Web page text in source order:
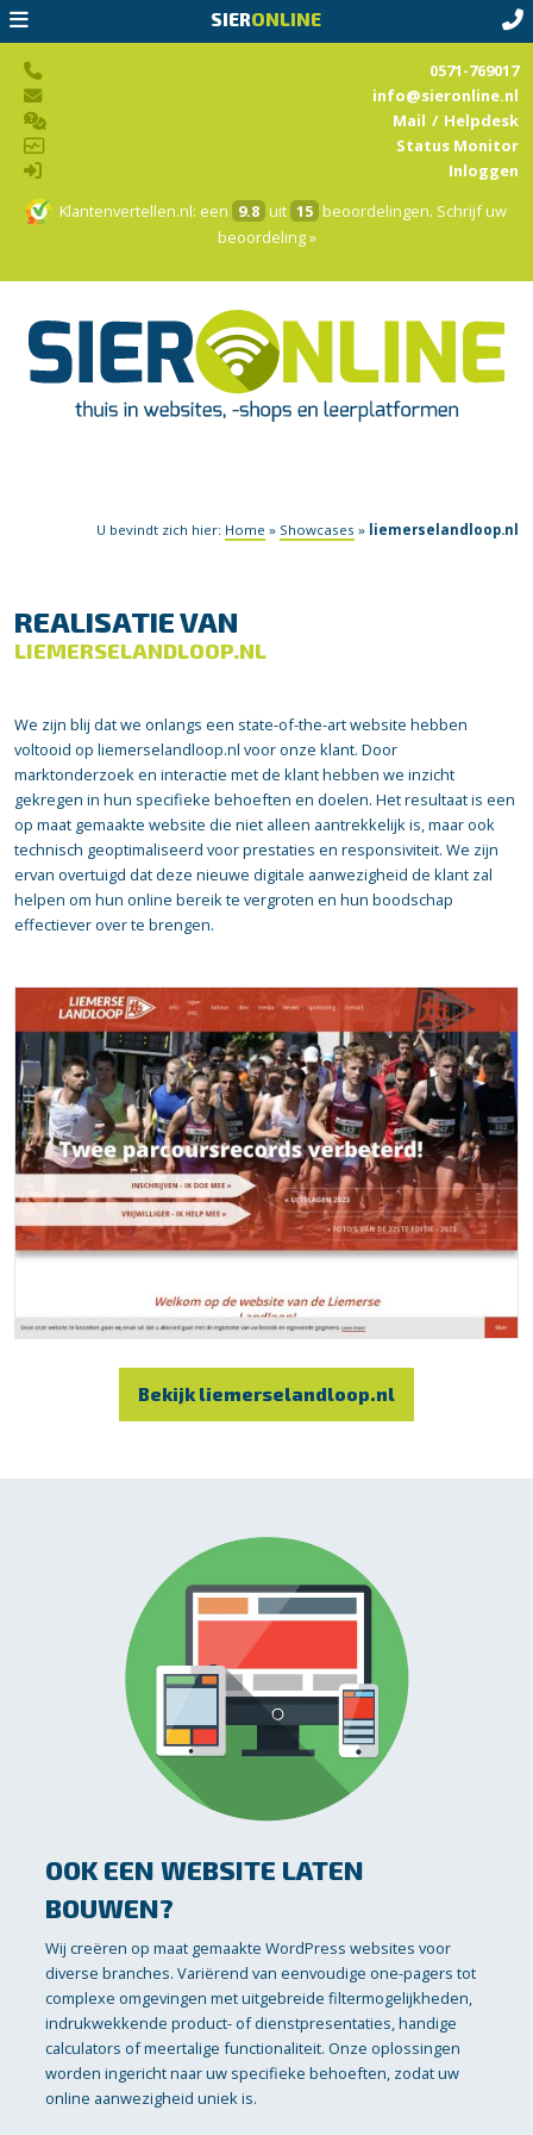
SIERONLINE
Klantenvertellen.nl: een 9.8 uit 15 beoordelingen. Schrijf uw
beoordeling »
0571-769017
info@sieronline.nl
Mail / Helpdesk
Status Monitor
Inloggen
U bevindt zich hier: Home » Showcases » liemerselandloop.nl
Bekijk liemerselandloop.nl
REALISATIE VAN
LIEMERSELANDLOOP.NL
We zijn blij dat we onlangs een state-of-the-art website hebben
voltooid op liemerselandloop.nl voor onze klant. Door
marktonderzoek en interactie met de klant hebben we inzicht
gekregen in hun specifieke behoeften en doelen. Het resultaat is een
op maat gemaakte website die niet alleen aantrekkelijk is, maar ook
technisch geoptimaliseerd voor prestaties en responsiviteit. We zijn
ervan overtuigd dat deze nieuwe digitale aanwezigheid de klant zal
helpen om hun online bereik te vergroten en hun boodschap
effectiever over te brengen.
OOK EEN WEBSITE LATEN
BOUWEN?
Wij creëren op maat gemaakte WordPress websites voor
diverse branches. Variërend van eenvoudige one-pagers tot
complexe omgevingen met uitgebreide filtermogelijkheden,
indrukwekkende product- of dienstpresentaties, handige
calculators of meertalige functionaliteit. Onze oplossingen
worden ingericht naar uw specifieke behoeften, zodat uw
online aanwezigheid uniek is.